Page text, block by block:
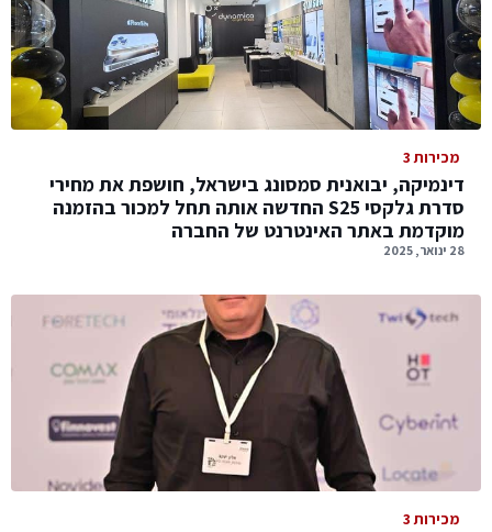
מכירות 3
דינמיקה, יבואנית סמסונג בישראל, חושפת את מחירי
סדרת גלקסי S25 החדשה אותה תחל למכור בהזמנה
מוקדמת באתר האינטרנט של החברה
28 ינואר, 2025
מכירות 3